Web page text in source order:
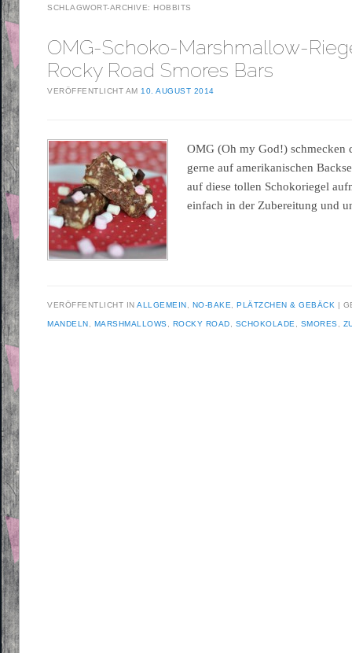
SCHLAGWORT-ARCHIVE: HOBBITS
OMG-Schoko-Marshmallow-
Rocky Road Smores Bars
VERÖFFENTLICHT AM10. AUGUST 2014
OMG (Oh my God!) schmecken
gerne auf amerikanischen
auf diese tollen Schokoriegel
einfach in der Zubereitung und
VERÖFFENTLICHT INALLGEMEIN NO-BAKE ,PLÄTZCHEN & GEBÄCK
MANDELN MARSHMALLOWS ROCKY ROAD SCHOKOLADE SMORES